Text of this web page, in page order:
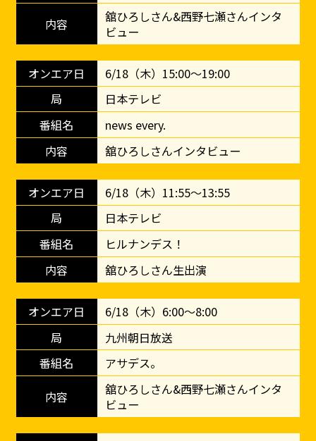
舘ひろしさん&西野七瀬さんインタ
ビュー
6/18（木）15:00～19:00
日本テレビ
news every.
舘ひろしさんインタビュー
6/18（木）11:55～13:55
日本テレビ
ヒルナンデス！
舘ひろしさん生出演
6/18（木）6:00～8:00
九州朝日放送
アサデス。
舘ひろしさん&西野七瀬さんインタ
ビュー